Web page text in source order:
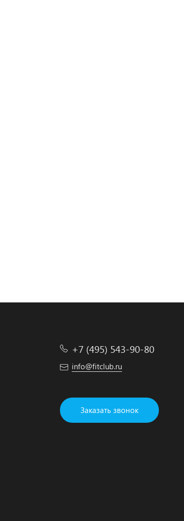
+7 (495) 543-90-80
info@fitclub.ru
Заказать звонок